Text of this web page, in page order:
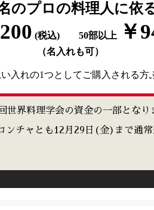
のプロの料理人に依
(税込) 50部以上 ￥
（名入れも可）
入れの1つとしてご購入される方
世界料理学会の資金の一部となり
ンチャとも12月29日(金)まで通